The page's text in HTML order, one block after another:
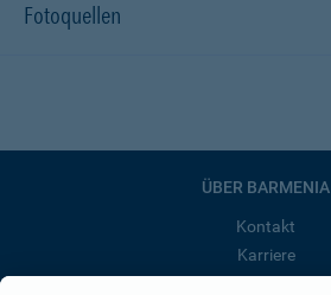
Fotoquellen
ÜBER BARMENIA
Kontakt
Karriere